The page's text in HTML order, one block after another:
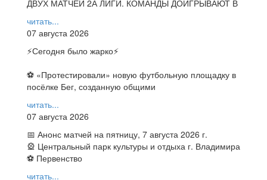
ДВУХ МАТЧЕЙ 2А ЛИГИ. КОМАНДЫ ДОИГРЫВАЮТ В
читать...
07 августа 2026
⚡️Сегодня было жарко⚡️
⚽ ️«Протестировали» новую футбольную площадку в
посёлке Бег, созданную общими
читать...
07 августа 2026
📅 Анонс матчей на пятницу, 7 августа 2026 г.
🎡 Центральный парк культуры и отдыха г. Владимира
⚽ Первенство
читать...